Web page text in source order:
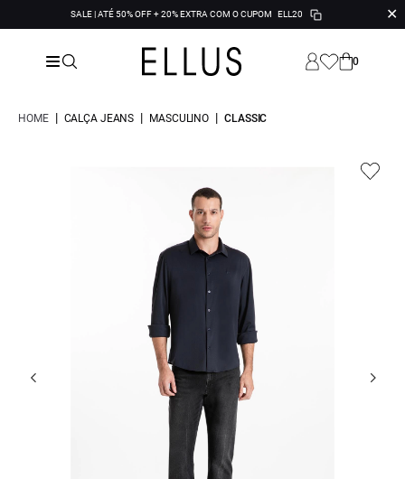
SALE | ATÉ 50% OFF + 20% EXTRA COM O CUPOM ELL20 ✕
0
HOME | CALÇA JEANS | MASCULINO | CLASSIC